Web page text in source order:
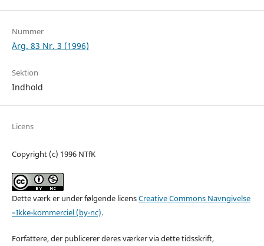
Nummer
Årg. 83 Nr. 3 (1996)
Sektion
Indhold
Licens
Copyright (c) 1996 NTfK
Dette værk er under følgende licensCreative Commons Navngivelse
–Ikke-kommerciel (by-nc).
Forfattere, der publicerer deres værker via dette tidsskrift,